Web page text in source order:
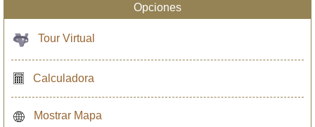
Opciones
Tour Virtual
Calculadora
Mostrar Mapa